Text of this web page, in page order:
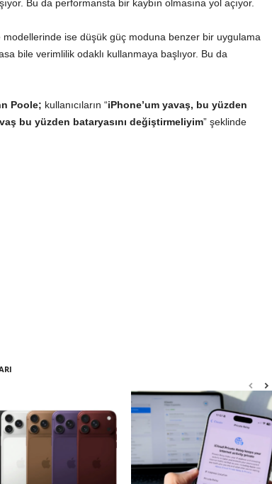
Bu da performansta bir kaybın olmasına yol açıyor.
ise düşük güç moduna benzer bir uygulama
bile verimlilik odaklı kullanmaya başlıyor. Bu da
Poole; kullanıcıların “iPhone’um yavaş, bu yüzden
bu yüzden bataryasını değiştirmeliyim” şeklinde